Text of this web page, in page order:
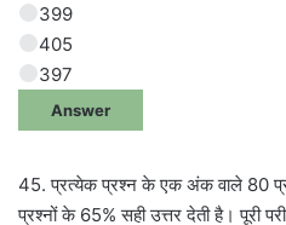
399
405
397
Answer
45. प्रत्येक प्रश्न के एक अंक वाले 80
प्रश्नों के 65% सही उत्तर देती है। पूरी